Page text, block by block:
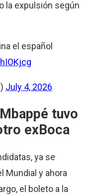
la expulsión según
el español
July 4, 2026
tuvo
exBoca
ya se
Mundial y ahora
el boleto a la